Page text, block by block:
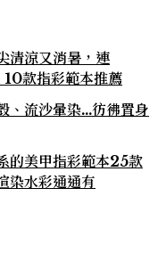
清涼又消暑，連
款指彩範本推薦
、流沙暈染…彷彿置身
的美甲指彩範本25款
染水彩通通有